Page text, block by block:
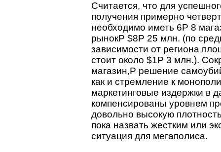
Считается, что для
получения примерно
необходимо иметь 6P 8
рынокP $8P 25 млн. (по
зависимости от региона
стоит около $1P 3 млн.).
магазин,P решение
как и стремление к
маркетинговые издержки в
компенсированы уровнем
довольно высокую
пока назвать жестким или
ситуация для мегаполиса.